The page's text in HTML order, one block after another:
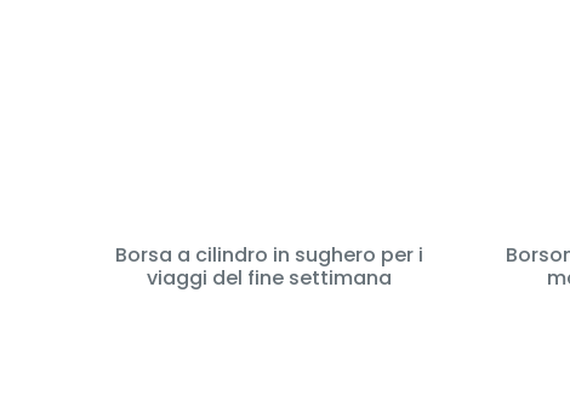
Borsa a cilindro in sughero per i
viaggi del fine settimana